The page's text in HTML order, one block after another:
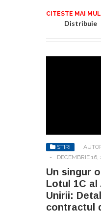
CITESTE MAI
Distribuie
STIRI
-
DECEMBRIE
Un singur
Lotul 1C al
Unirii:
contractul